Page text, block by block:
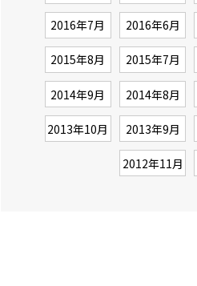
2016年7月 2016年6月
2015年8月 2015年7月
2014年9月 2014年8月
2013年10月 2013年9月
2012年11月